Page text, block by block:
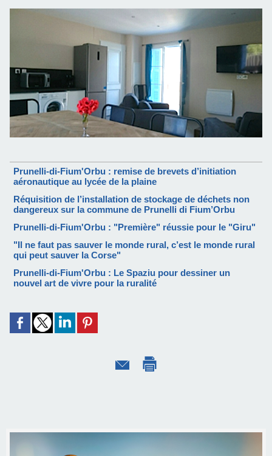
Prunelli-di-Fium'Orbu : remise de brevets d’initiation
aéronautique au lycée de la plaine
Réquisition de l’installation de stockage de déchets non
dangereux sur la commune de Prunelli di Fium’Orbu
Prunelli-di-Fium'Orbu : "Première" réussie pour le "Giru"
"Il ne faut pas sauver le monde rural, c’est le monde rural
qui peut sauver la Corse"
Prunelli-di-Fium'Orbu : Le Spaziu pour dessiner un
nouvel art de vivre pour la ruralité